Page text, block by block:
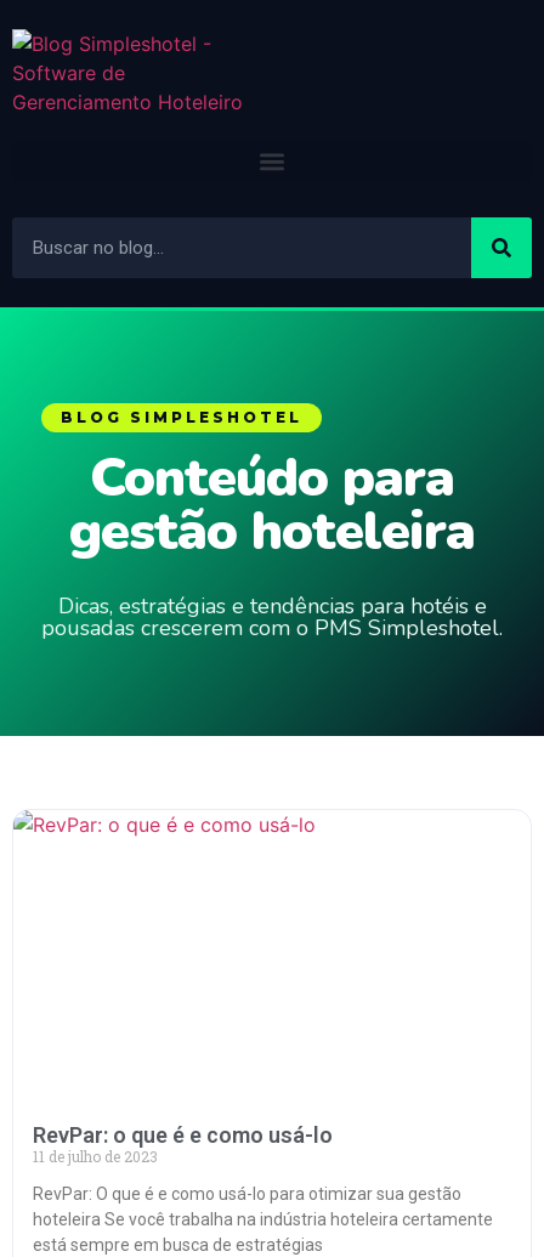
BLOG SIMPLESHOTEL
Conteúdo para
gestão hoteleira
Dicas, estratégias e tendências para hotéis e
pousadas crescerem com o PMS Simpleshotel.
RevPar: o que é e como usá-lo
11 de julho de 2023
RevPar: O que é e como usá-lo para otimizar sua gestão
hoteleira Se você trabalha na indústria hoteleira certamente
está sempre em busca de estratégias